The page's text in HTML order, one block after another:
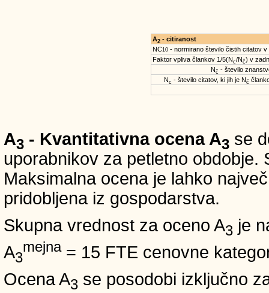
A2- citiranost
NC10- normirano število čistih citatov v
Faktor vpliva člankov 1/5(Nc/Nč) v
Nč - število
Nc - število citatov, ki jih je Nč
A3 - Kvantitativna ocena A3 se
uporabnikov za petletno obdobje.
Maksimalna ocena je lahko
pridobljena iz gospodarstva.
Skupna vrednost za oceno A3 je
A3
mejna= 15 FTE cenovne
Ocena A3 se posodobi izključno